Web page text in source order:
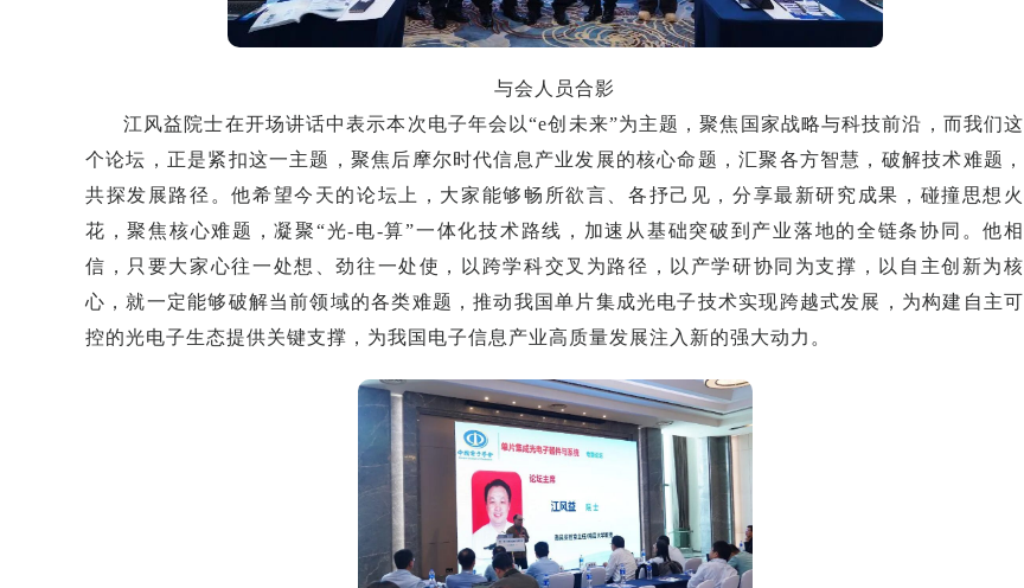
与会人员合影
江风益院士在开场讲话中表示本次电子年会以“e创未来”为主题，聚焦国家战略与科技前沿，而我们这
个论坛，正是紧扣这一主题，聚焦后摩尔时代信息产业发展的核心命题，汇聚各方智慧，破解技术难题，
共探发展路径。他希望今天的论坛上，大家能够畅所欲言、各抒己见，分享最新研究成果，碰撞思想火
花，聚焦核心难题，凝聚“光-电-算”一体化技术路线，加速从基础突破到产业落地的全链条协同。他相
信，只要大家心往一处想、劲往一处使，以跨学科交叉为路径，以产学研协同为支撑，以自主创新为核
心，就一定能够破解当前领域的各类难题，推动我国单片集成光电子技术实现跨越式发展，为构建自主可
控的光电子生态提供关键支撑，为我国电子信息产业高质量发展注入新的强大动力。